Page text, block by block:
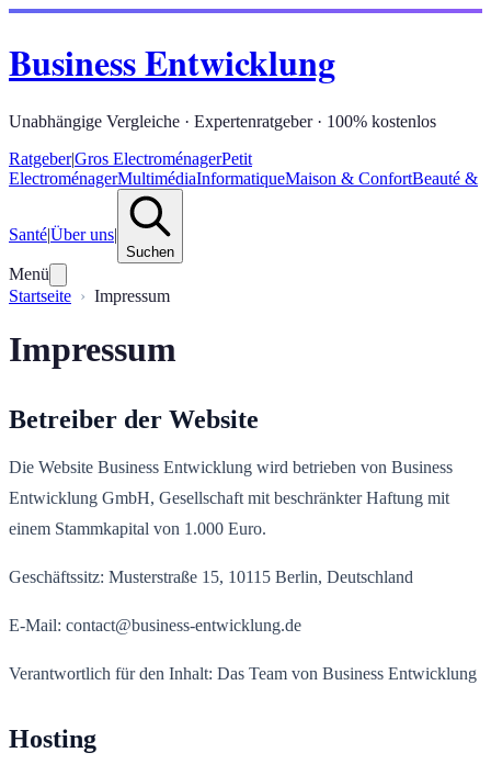
Business Entwicklung
Unabhängige Vergleiche · Expertenratgeber · 100% kostenlos
Ratgeber|Gros ElectroménagerPetit
ElectroménagerMultimédiaInformatiqueMaison & ConfortBeauté &
Santé|Über uns|
Suchen
Menü
Startseite
Impressum
Impressum
Betreiber der Website
Die Website Business Entwicklung wird betrieben von Business
Entwicklung GmbH, Gesellschaft mit beschränkter Haftung mit
einem Stammkapital von 1.000 Euro.
Geschäftssitz: Musterstraße 15, 10115 Berlin, Deutschland
E-Mail: contact@business-entwicklung.de
Verantwortlich für den Inhalt: Das Team von Business Entwicklung
Hosting